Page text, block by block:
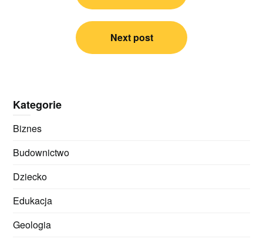
Next post
Kategorie
Biznes
Budownictwo
Dziecko
Edukacja
Geologia